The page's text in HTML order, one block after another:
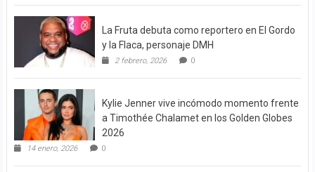
La Fruta debuta como reportero en El Gordo
y la Flaca, personaje DMH
2 febrero, 2026 0
Kylie Jenner vive incómodo momento frente
a Timothée Chalamet en los Golden Globes
2026
14 enero, 2026 0